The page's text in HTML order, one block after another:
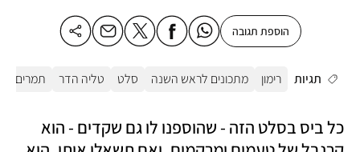
הוספת תגובה
תגיות רימון מתכונים לראש השנה סלט טליה הדר תמרים